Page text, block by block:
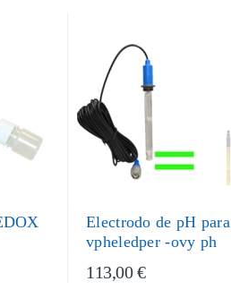
Electrodo de pH para
vpheledper -ovy ph
113,00 €